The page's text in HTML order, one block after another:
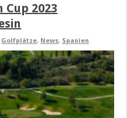
Cup 2023
Golfplätze, News, Spanien